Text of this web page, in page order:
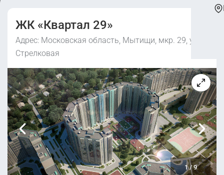
ЖК «Квартал 29»
Адрес: Московская область, Мытищи, мкр. 29, ул.
Стрелковая
1/9